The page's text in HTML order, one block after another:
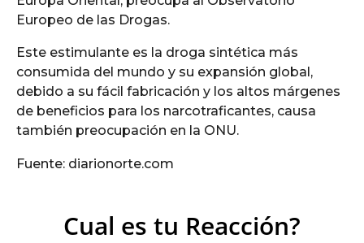
Europeo de las Drogas.
Este estimulante es la droga sintética más
consumida del mundo y su expansión global,
debido a su fácil fabricación y los altos márgenes
de beneficios para los narcotraficantes, causa
también preocupación en la ONU.
Fuente: diarionorte.com
Cual es tu Reacción?